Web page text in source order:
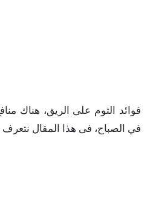
فوائد الثوم على الريق، هناك
في الصباح، فى هذا المقال نتعرف